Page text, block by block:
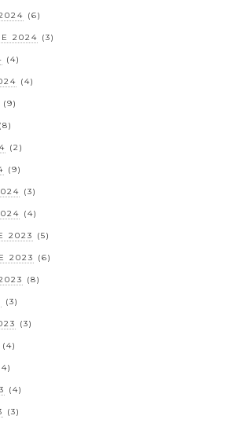
(6)
2024 (3)
(4)
(4)
(9)
(8)
(2)
(9)
(3)
(4)
2023 (5)
2023 (6)
(8)
(3)
(3)
(4)
(4)
(3)